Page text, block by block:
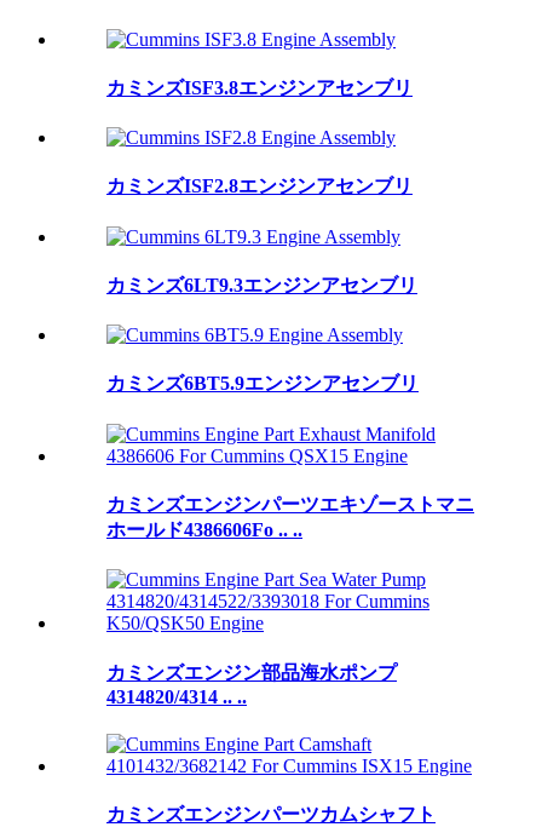
カミンズISF3.8エンジンアセンブリ
カミンズISF2.8エンジンアセンブリ
カミンズ6LT9.3エンジンアセンブリ
カミンズ6BT5.9エンジンアセンブリ
カミンズエンジンパーツエキゾーストマニ
ホールド4386606Fo .. ..
カミンズエンジン部品海水ポンプ
4314820/4314 .. ..
カミンズエンジンパーツカムシャフト